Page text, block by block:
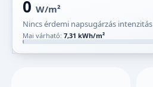
0 W/m²
Nincs érdemi napsugárzás intenzitás
Mai várható: 7,31 kWh/m²